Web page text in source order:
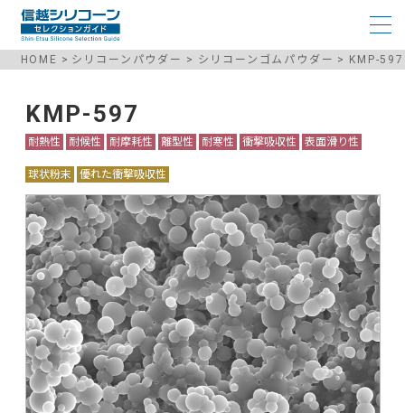
HOME シリコーンパウダー シリコーンゴムパウダー KMP-597
KMP-597
耐熱性 耐候性 耐摩耗性 離型性 耐寒性 衝撃吸収性 表面滑り性
球状粉末 優れた衝撃吸収性